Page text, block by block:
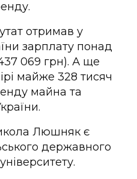
отримав у
зарплату понад
069 грн). А ще
майже 328 тисяч
майна та
Люшняк є
державного